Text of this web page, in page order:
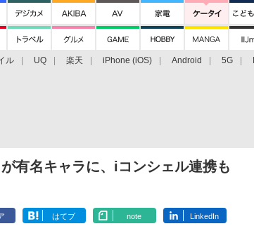
ル UQ 楽天 iPhone (iOS) Android 5G
有名キャラに、iコンシェル連携も
はてブ note LinkedIn